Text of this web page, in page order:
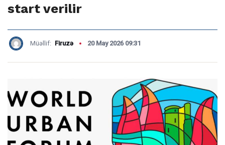
start verilir
Müəllif: Firuzə 20 May 2026 09:31